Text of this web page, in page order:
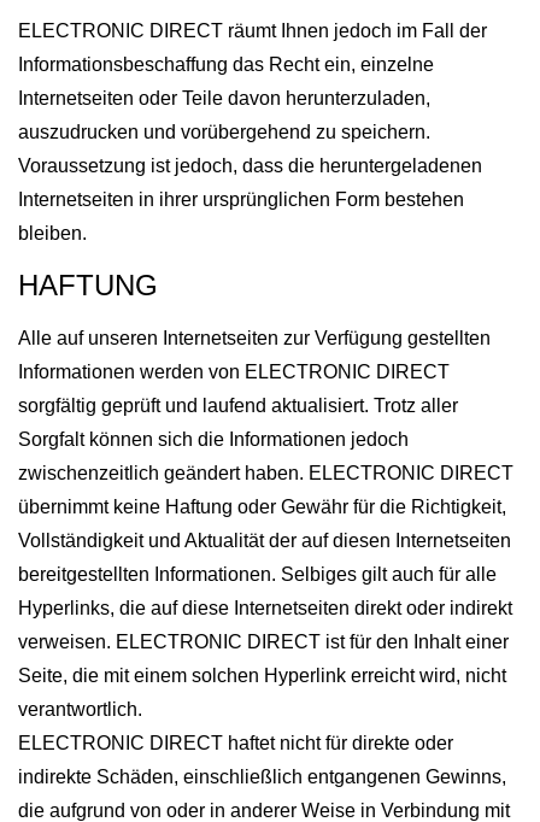
ELECTRONIC DIRECT räumt Ihnen jedoch im Fall der
Informationsbeschaffung das Recht ein, einzelne
Internetseiten oder Teile davon herunterzuladen,
auszudrucken und vorübergehend zu speichern.
Voraussetzung ist jedoch, dass die heruntergeladenen
Internetseiten in ihrer ursprünglichen Form bestehen
bleiben.
HAFTUNG
Alle auf unseren Internetseiten zur Verfügung gestellten
Informationen werden von ELECTRONIC DIRECT
sorgfältig geprüft und laufend aktualisiert. Trotz aller
Sorgfalt können sich die Informationen jedoch
zwischenzeitlich geändert haben. ELECTRONIC DIRECT
übernimmt keine Haftung oder Gewähr für die Richtigkeit,
Vollständigkeit und Aktualität der auf diesen Internetseiten
bereitgestellten Informationen. Selbiges gilt auch für alle
Hyperlinks, die auf diese Internetseiten direkt oder indirekt
verweisen. ELECTRONIC DIRECT ist für den Inhalt einer
Seite, die mit einem solchen Hyperlink erreicht wird, nicht
verantwortlich.
ELECTRONIC DIRECT haftet nicht für direkte oder
indirekte Schäden, einschließlich entgangenen Gewinns,
die aufgrund von oder in anderer Weise in Verbindung mit